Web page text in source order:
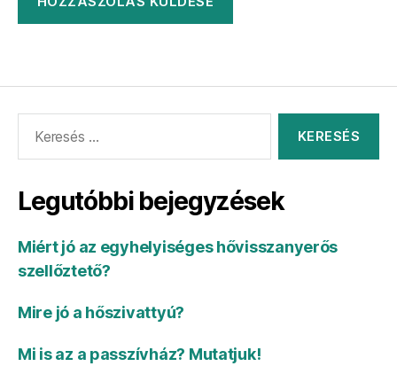
Legutóbbi bejegyzések
Miért jó az egyhelyiséges hővisszanyerős
szellőztető?
Mire jó a hőszivattyú?
Mi is az a passzívház? Mutatjuk!